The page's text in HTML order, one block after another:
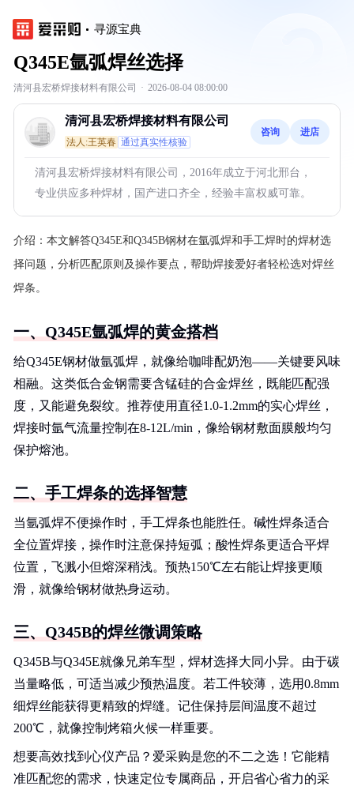
寻源宝典
Q345E氩弧焊丝选择
清河县宏桥焊接材料有限公司 · 2026-08-04 08:00:00
清河县宏桥焊接材料有限公司
法人:王英春 通过真实性核验
咨询 进店
清河县宏桥焊接材料有限公司，2016年成立于河北邢台，
专业供应多种焊材，国产进口齐全，经验丰富权威可靠。
介绍： 本文解答Q345E和Q345B钢材在氩弧焊和手工焊时的焊材选
择问题，分析匹配原则及操作要点，帮助焊接爱好者轻松选对焊丝
焊条。
一、Q345E氩弧焊的黄金搭档
给Q345E钢材做氩弧焊，就像给咖啡配奶泡——关键要风味
相融。这类低合金钢需要含锰硅的合金焊丝，既能匹配强
度，又能避免裂纹。推荐使用直径1.0-1.2mm的实心焊丝，
焊接时氩气流量控制在8-12L/min，像给钢材敷面膜般均匀
保护熔池。
二、手工焊条的选择智慧
当氩弧焊不便操作时，手工焊条也能胜任。碱性焊条适合
全位置焊接，操作时注意保持短弧；酸性焊条更适合平焊
位置，飞溅小但熔深稍浅。预热150℃左右能让焊接更顺
滑，就像给钢材做热身运动。
三、Q345B的焊丝微调策略
Q345B与Q345E就像兄弟车型，焊材选择大同小异。由于碳
当量略低，可适当减少预热温度。若工件较薄，选用0.8mm
细焊丝能获得更精致的焊缝。记住保持层间温度不超过
200℃，就像控制烤箱火候一样重要。
想要高效找到心仪产品？爱采购是您的不二之选！它能精
准匹配您的需求，快速定位专属商品，开启省心省力的采